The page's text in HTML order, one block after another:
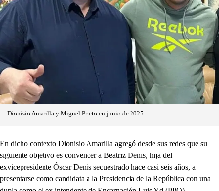
Dionisio Amarilla y Miguel Prieto en junio de 2025.
En dicho contexto Dionisio Amarilla agregó desde sus redes que su
siguiente objetivo es convencer a Beatriz Denis, hija del
exvicepresidente Óscar Denis secuestrado hace casi seis años, a
presentarse como candidata a la Presidencia de la República con una